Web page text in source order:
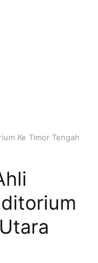
Ke Timor Tengah